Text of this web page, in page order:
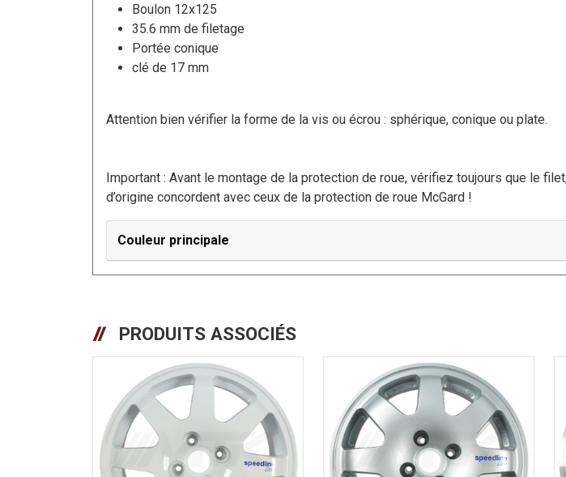
Boulon 12x125
35.6 mm de filetage
Portée conique
clé de 17 mm
Attention bien vérifier la forme de la vis ou écrou : sphérique, conique ou plate.
Important : Avant le montage de la protection de roue, vérifiez toujours que le
d’origine concordent avec ceux de la protection de roue McGard !
Couleur principale
PRODUITS ASSOCIÉS